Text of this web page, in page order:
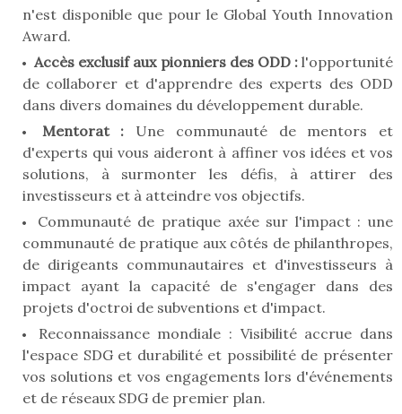
n'est disponible que pour le Global Youth Innovation
Award.
Accès exclusif aux pionniers des ODD :l'opportunité
de collaborer et d'apprendre des experts des ODD
dans divers domaines du développement durable.
Mentorat : Une communauté de mentors et
d'experts qui vous aideront à affiner vos idées et vos
solutions, à surmonter les défis, à attirer des
investisseurs et à atteindre vos objectifs.
Communauté de pratique axée sur l'impact : une
communauté de pratique aux côtés de philanthropes,
de dirigeants communautaires et d'investisseurs à
impact ayant la capacité de s'engager dans des
projets d'octroi de subventions et d'impact.
Reconnaissance mondiale : Visibilité accrue dans
l'espace SDG et durabilité et possibilité de présenter
vos solutions et vos engagements lors d'événements
et de réseaux SDG de premier plan.